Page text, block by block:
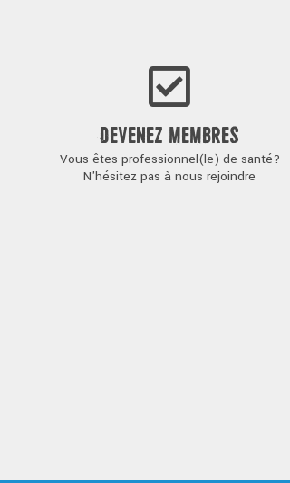
DEVENEZ MEMBRES
Vous êtes professionnel(le) de santé?
N'hésitez pas à nous rejoindre